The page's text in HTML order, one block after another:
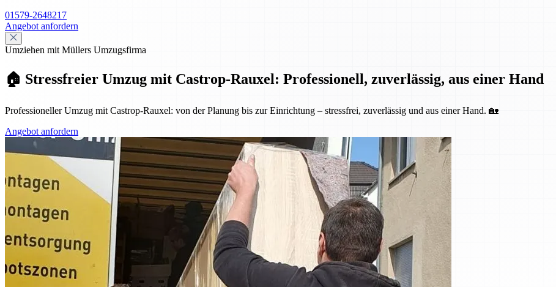
01579-2648217
Angebot anfordern
Umziehen mit Müllers Umzugsfirma
🏠 Stressfreier Umzug mit Castrop-Rauxel: Professionell, zuverlässig, aus einer Hand
Professioneller Umzug mit Castrop-Rauxel: von der Planung bis zur Einrichtung – stressfrei, zuverlässig und aus einer Hand. 🏡
Angebot anfordern